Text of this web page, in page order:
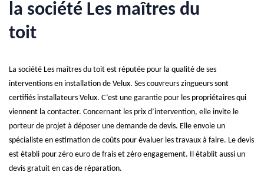
la société Les maîtres du
toit
La société Les maîtres du toit est réputée pour la qualité de ses
interventions en installation de Velux. Ses couvreurs zingueurs sont
certifiés installateurs Velux. C’est une garantie pour les propriétaires qui
viennent la contacter. Concernant les prix d’intervention, elle invite le
porteur de projet à déposer une demande de devis. Elle envoie un
spécialiste en estimation de coûts pour évaluer les travaux à faire. Le devis
est établi pour zéro euro de frais et zéro engagement. Il établit aussi un
devis gratuit en cas de réparation.